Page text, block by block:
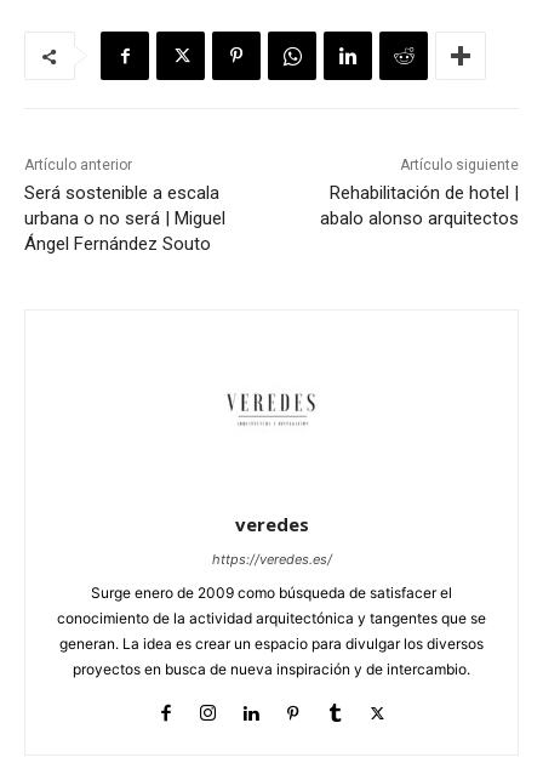
Artículo anterior
Será sostenible a escala
urbana o no será | Miguel
Ángel Fernández Souto
Artículo siguiente
Rehabilitación de hotel |
abalo alonso arquitectos
veredes
https://veredes.es/
Surge enero de 2009 como búsqueda de satisfacer el
conocimiento de la actividad arquitectónica y tangentes que se
generan. La idea es crear un espacio para divulgar los diversos
proyectos en busca de nueva inspiración y de intercambio.